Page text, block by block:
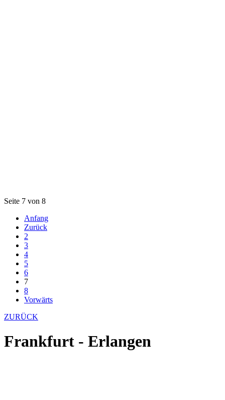
Seite 7 von 8
Anfang
Zurück
2
3
4
5
6
7
8
Vorwärts
ZURÜCK
Frankfurt - Erlangen